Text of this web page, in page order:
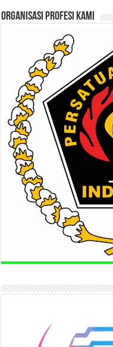
ORGANISASI PROFESI KAMI